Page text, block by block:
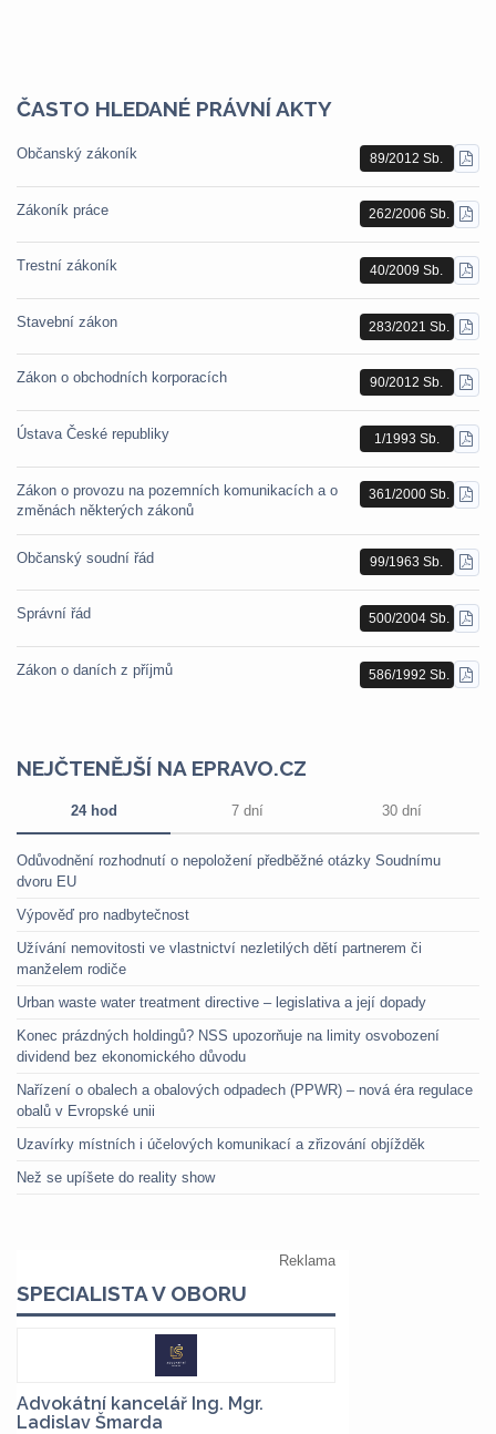
ČASTO HLEDANÉ PRÁVNÍ AKTY
Občanský zákoník 89/2012 Sb.
PDF
Zákoník práce 262/2006 Sb.
PDF
Trestní zákoník 40/2009 Sb.
PDF
Stavební zákon 283/2021 Sb.
PDF
Zákon o obchodních korporacích 90/2012 Sb.
PDF
Ústava České republiky 1/1993 Sb.
PDF
Zákon o provozu na pozemních komunikacích a o
změnách některých zákonů
361/2000 Sb.
PDF
Občanský soudní řád 99/1963 Sb.
PDF
Správní řád 500/2004 Sb.
PDF
Zákon o daních z příjmů 586/1992 Sb.
PDF
NEJČTENĚJŠÍ NA EPRAVO.CZ
24 hod 7 dní 30 dní
Odůvodnění rozhodnutí o nepoložení předběžné otázky Soudnímu
dvoru EU
Výpověď pro nadbytečnost
Užívání nemovitosti ve vlastnictví nezletilých dětí partnerem či
manželem rodiče
Urban waste water treatment directive – legislativa a její dopady
Konec prázdných holdingů? NSS upozorňuje na limity osvobození
dividend bez ekonomického důvodu
Nařízení o obalech a obalových odpadech (PPWR) – nová éra regulace
obalů v Evropské unii
Uzavírky místních i účelových komunikací a zřizování objížděk
Než se upíšete do reality show